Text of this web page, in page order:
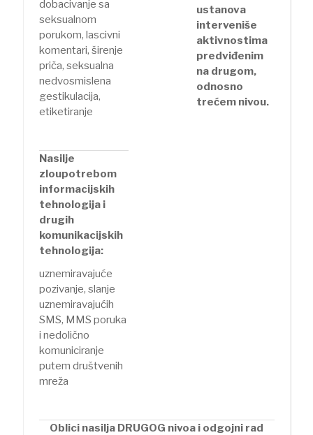
ustanova
interveniše
aktivnostima
predviđenim
na drugom,
odnosno
trećem nivou.
dobacivanje sa
seksualnom
porukom, lascivni
komentari, širenje
priča, seksualna
nedvosmislena
gestikulacija,
etiketiranje
Nasilje
zloupotrebom
informacijskih
tehnologija i
drugih
komunikacijskih
tehnologija:
uznemiravajuće
pozivanje, slanje
uznemiravajućih
SMS, MMS poruka
i nedolično
komuniciranje
putem društvenih
mreža
Oblici nasilja DRUGOG nivoa i odgojni rad